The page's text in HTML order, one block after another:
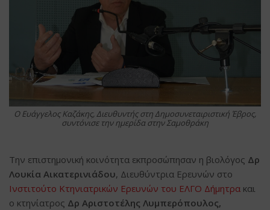
O Ευάγγελος Καζάκης, Διευθυντής στη Δημοσυνεταιριστική Έβρος,
συντόνισε την ημερίδα στην Σαμοθράκη
Την επιστημονική κοινότητα εκπροσώπησαν η βιολόγος Δρ
Λουκία Αικατερινιάδου, Διευθύντρια Ερευνών στο
Ινστιτούτο Κτηνιατρικών Ερευνών του ΕΛΓΟ Δήμητρα και
ο κτηνίατρος Δρ Αριστοτέλης Λυμπερόπουλος,